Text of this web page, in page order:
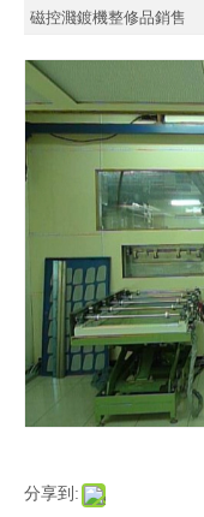
磁控濺鍍機整修品銷售
分享到: